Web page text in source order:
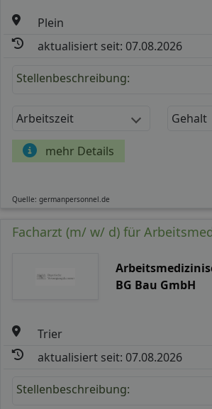
Plein
aktualisiert seit: 07.08.2026
Stellenbeschreibung:
Arbeitszeit Gehalt
mehr Details
Quelle: germanpersonnel.de
Facharzt (m/ w/ d) für
BG Bau GmbH
Trier
aktualisiert seit: 07.08.2026
Stellenbeschreibung: